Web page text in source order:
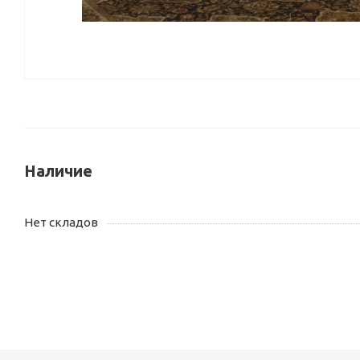
Наличие
Нет складов